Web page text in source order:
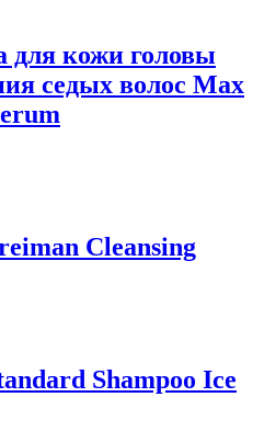
для кожи головы
седых волос Max
Cleansing
Shampoo Ice